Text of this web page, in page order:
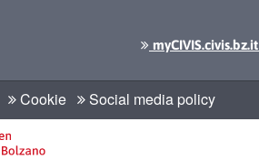
myCIVIS.civis.bz.it
Cookie Social media policy